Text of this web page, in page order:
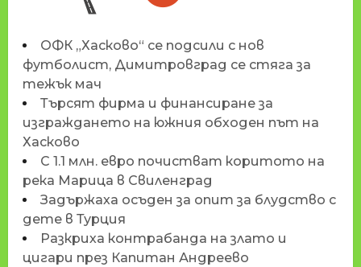
ОФК „Хасково“ се подсили с нов
футболист, Димитровград се стяга за
тежък мач
Търсят фирма и финансиране за
изграждането на южния обходен път на
Хасково
С 1.1 млн. евро почистват коритото на
река Марица в Свиленград
Задържаха осъден за опит за блудство с
дете в Турция
Разкриха контрабанда на злато и
цигари през Капитан Андреево